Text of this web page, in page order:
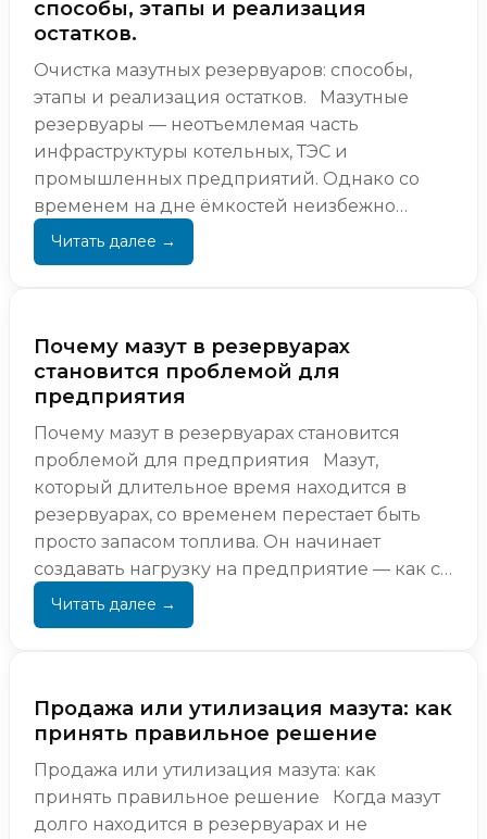
способы, этапы и реализация
остатков.
Очистка мазутных резервуаров: способы,
этапы и реализация остатков. Мазутные
резервуары — неотъемлемая часть
инфраструктуры котельных, ТЭС и
промышленных предприятий. Однако со
временем на дне ёмкостей неизбежно
накапливаются отложения: тяжёлые
фракции...
Почему мазут в резервуарах
становится проблемой для
предприятия
Почему мазут в резервуарах становится
проблемой для предприятия Мазут,
который длительное время находится в
резервуарах, со временем перестает быть
просто запасом топлива. Он начинает
создавать нагрузку на предприятие — как с
точки зрения эксплуат...
Продажа или утилизация мазута: как
принять правильное решение
Продажа или утилизация мазута: как
принять правильное решение Когда мазут
долго находится в резервуарах и не